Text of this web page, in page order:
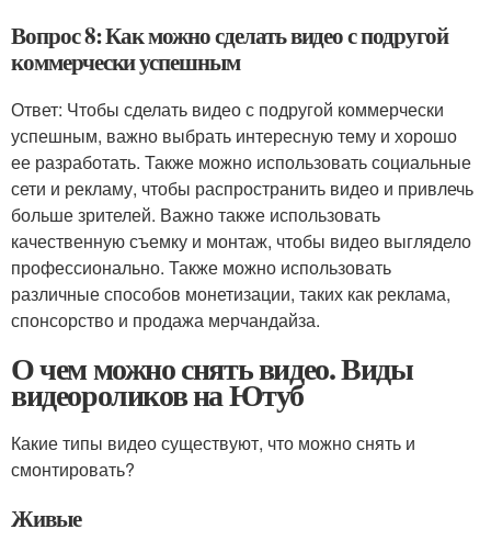
Вопрос 8: Как можно сделать видео с подругой
коммерчески успешным
Ответ: Чтобы сделать видео с подругой коммерчески
успешным, важно выбрать интересную тему и хорошо
ее разработать. Также можно использовать социальные
сети и рекламу, чтобы распространить видео и привлечь
больше зрителей. Важно также использовать
качественную съемку и монтаж, чтобы видео выглядело
профессионально. Также можно использовать
различные способов монетизации, таких как реклама,
спонсорство и продажа мерчандайза.
О чем можно снять видео. Виды
видеороликов на Ютуб
Какие типы видео существуют, что можно снять и
смонтировать?
Живые